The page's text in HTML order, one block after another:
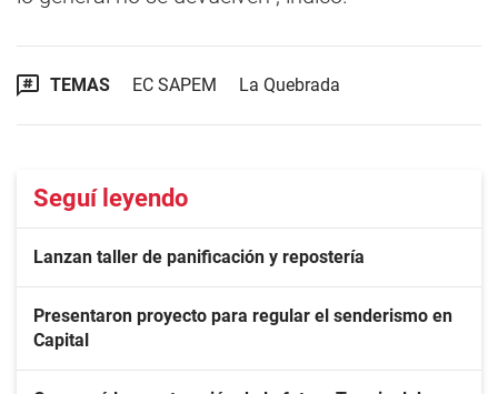
TEMAS EC SAPEM La Quebrada
Seguí leyendo
Lanzan taller de panificación y repostería
Presentaron proyecto para regular el senderismo en
Capital